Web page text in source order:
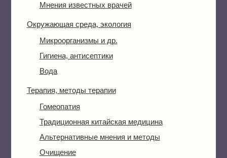
Мнения известных врачей
Окружающая среда, экология
Микроорганизмы и др.
Гигиена, антисептики
Вода
Терапия, методы терапии
Гомеопатия
Традиционная китайская медицина
Альтернативные мнения и методы
Очищение